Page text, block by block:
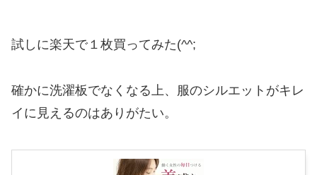
試しに楽天で１枚買ってみた(^^;
確かに洗濯板でなくなる上、服のシルエットがキレ
イに見えるのはありがたい。